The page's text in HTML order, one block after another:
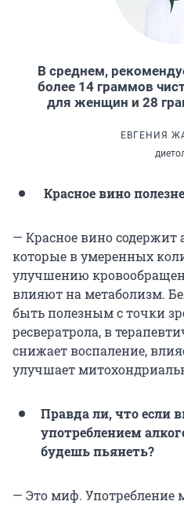
В среднем,
более 14 граммов
для женщин и 28
ЕВГЕНИЯ
Красное вино
— Красное вино содержит
которые в умеренных
улучшению
влияют на метаболизм.
быть полезным с точки
ресвератрола, в
снижает воспаление,
улучшает
Правда ли, что если
употреблением
будешь пьянеть?
— Это миф. Употребление